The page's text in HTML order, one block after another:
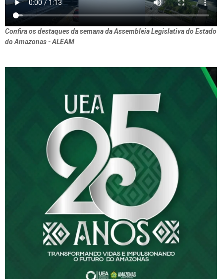
Confira os destaques da semana da Assembleia Legislativa do Estado
do Amazonas - ALEAM